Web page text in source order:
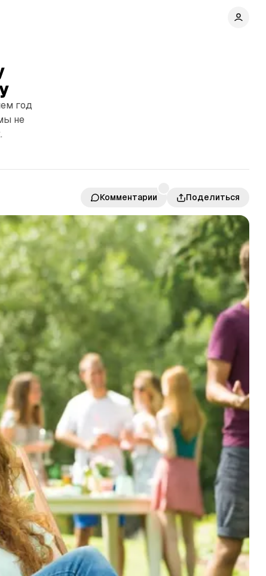
год
не
Комментарии Поделиться